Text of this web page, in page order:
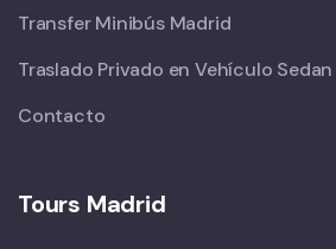
Transfer Minibús Madrid
Traslado Privado en Vehículo Sedan
Contacto
Tours Madrid